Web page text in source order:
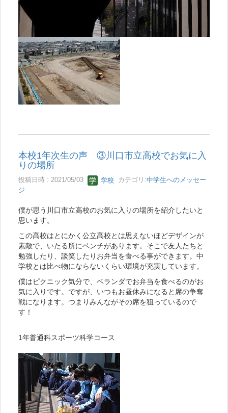
本校1年次生の声 ③川口市立高校でお気に入
りの場所
投稿日時 : 2021/05/03 学校 カテゴリ:中学生へのメッセー
ジ
僕が思う川口市立高校のお気に入りの場所を紹介したいと
思います。
この高校はとにかく公立高校とは思えないほどデザインが
素敵で、いたる所にベンチがあります。そこで友人たちと
勉強したり、談笑したりお弁当を食べる事ができます。中
学校とは比べ物にならないくらい環境が充実しています。
僕はピクニック気分で、ベランダでお弁当を食べるのがお
気に入りです。ですが、いつもお昼休みになると席の争奪
戦になります。つまりみんながその席を狙っているので
す！
1年普通科スポーツ科学コース